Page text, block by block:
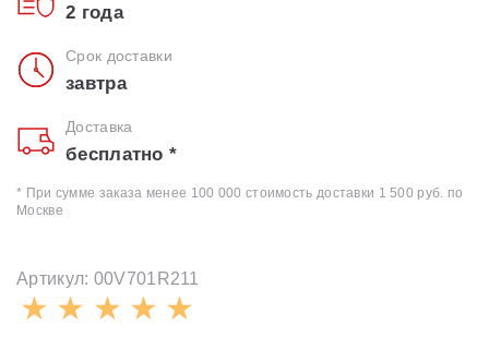
2 года
Срок доставки
завтра
Доставка
бесплатно *
* При сумме заказа менее 100 000 стоимость доставки 1 500 руб. по
Москве
Артикул: 00V701R211